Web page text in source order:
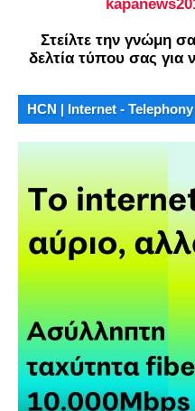
Στείλτε την γνώμη
δελτία τύπου σας για
HCN | Internet - Telephony